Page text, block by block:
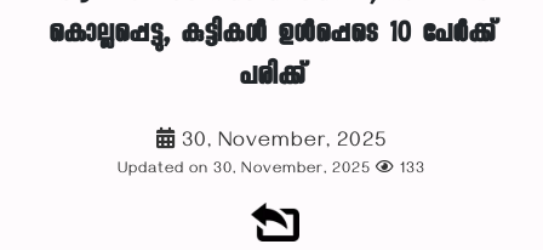
കൊല്ലപ്പെട്ടു, കുട്ടികൾ ഉൾപ്പെടെ 10 പേർക്ക്
പരിക്ക്
30, November, 2025
Updated on 30, November, 2025 133